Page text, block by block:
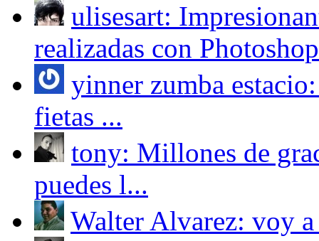
ulisesart:
realizadas con
yinner zumba
fietas ...
tony: Millones de
puedes l...
Walter Alvarez: voy